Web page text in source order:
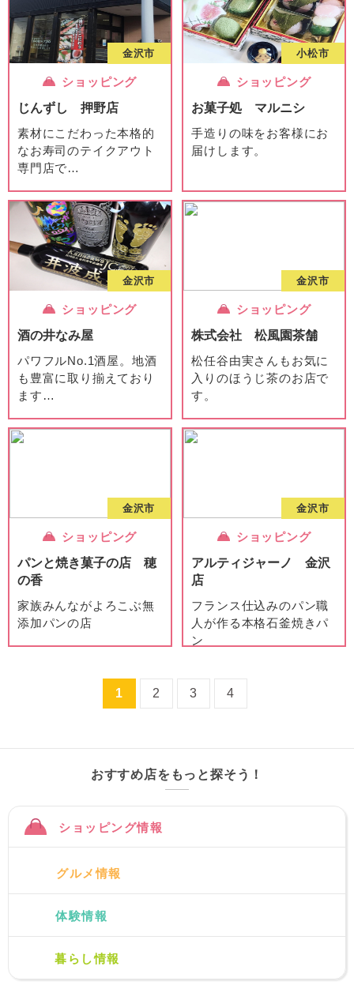
金沢市
ショッピング
じんずし 押野店
素材にこだわった本格的
なお寿司のテイクアウト
専門店で…
小松市
ショッピング
お菓子処 マルニシ
手造りの味をお客様にお
届けします。
金沢市
ショッピング
酒の井なみ屋
パワフルNo.1酒屋。地酒
も豊富に取り揃えており
ます …
金沢市
ショッピング
株式会社 松風園茶舗
松任谷由実さんもお気に
入りのほうじ茶のお店で
す。
金沢市
ショッピング
パンと焼き菓子の店 穂
の香
家族みんながよろこぶ無
添加パンの店
金沢市
ショッピング
アルティジャーノ 金沢
店
フランス仕込みのパン職
人が作る本格石釜焼きパ
ン
1 2 3 4
おすすめ店をもっと探そう！
ショッピング情報
グルメ情報
体験情報
暮らし情報